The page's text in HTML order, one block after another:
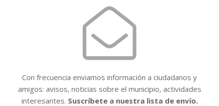
t
o
Con frecuencia enviamos información a ciudadanos y
amigos: avisos, noticias sobre el municipio, actividades
interesantes. Suscríbete a nuestra lista de envío.